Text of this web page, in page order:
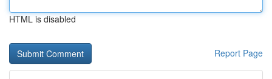
HTML is disabled
Report Page